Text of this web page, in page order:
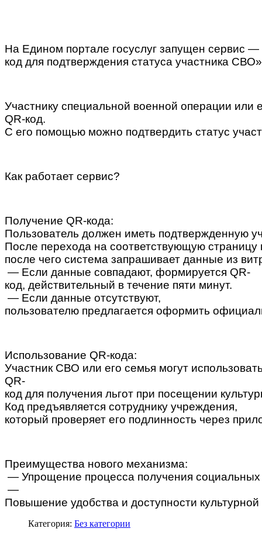
На Едином портале госуслуг запущен сервис —
код для подтверждения статуса участника
Участнику специальной военной операции или
QR-код.
С его помощью можно подтвердить статус
Как работает сервис?
Получение QR-кода:
Пользователь должен иметь подтвержденную
После перехода на соответствующую
после чего система запрашивает данные из
— Если данные совпадают, формируется QR-
код, действительный в течение пяти минут.
— Если данные отсутствуют,
пользователю предлагается оформить
Использование QR-кода:
Участник СВО или его семья могут
QR-
код для получения льгот при посещении
Код предъявляется сотруднику учреждения,
который проверяет его подлинность через
Преимущества нового механизма:
— Упрощение процесса получения социальных
—
Повышение удобства и доступности
Категория: Без категории